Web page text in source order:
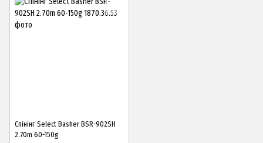
Спінінг Select Basher BSR-902SH
2.70m 60-150g